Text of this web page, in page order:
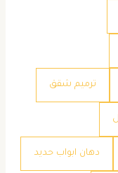
ترميم شقق
دهان ابواب حديد